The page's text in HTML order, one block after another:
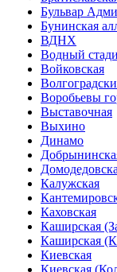
Бульвар
Бунинская
ВДНХ
Водный
Войковская
Воробьевы
Выставочная
Выхино
Динамо
Калужская
Каховская
Каширская
Каширская
Киевская
Киевская